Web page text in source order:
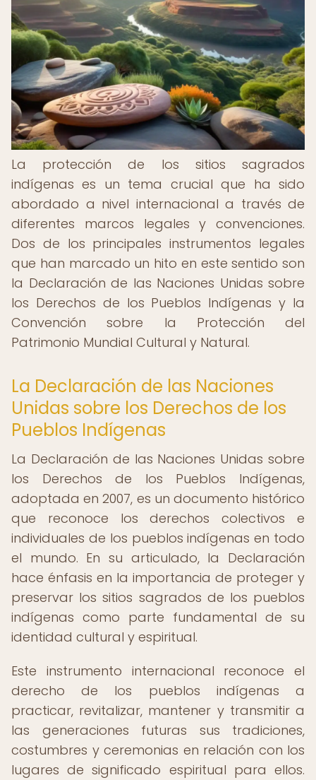
La protección de los sitios sagrados
indígenas es un tema crucial que ha sido
abordado a nivel internacional a través de
diferentes marcos legales y convenciones.
Dos de los principales instrumentos legales
que han marcado un hito en este sentido son
la Declaración de las Naciones Unidas sobre
los Derechos de los Pueblos Indígenas y la
Convención sobre la Protección del
Patrimonio Mundial Cultural y Natural.
La Declaración de las Naciones
Unidas sobre los Derechos de los
Pueblos Indígenas
La Declaración de las Naciones Unidas sobre
los Derechos de los Pueblos Indígenas,
adoptada en 2007, es un documento histórico
que reconoce los derechos colectivos e
individuales de los pueblos indígenas en todo
el mundo. En su articulado, la Declaración
hace énfasis en la importancia de proteger y
preservar los sitios sagrados de los pueblos
indígenas como parte fundamental de su
identidad cultural y espiritual.
Este instrumento internacional reconoce el
derecho de los pueblos indígenas a
practicar, revitalizar, mantener y transmitir a
las generaciones futuras sus tradiciones,
costumbres y ceremonias en relación con los
lugares de significado espiritual para ellos.